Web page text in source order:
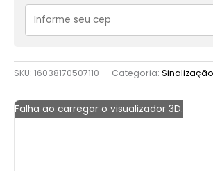
SKU: 16038170507110 Categoria: Sinalização
Falha ao carregar o visualizador 3D.